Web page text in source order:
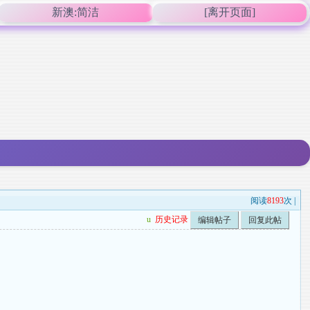
新澳:简洁 [离开页面]
阅读8193次 |
u 历史记录 编辑帖子 回复此帖